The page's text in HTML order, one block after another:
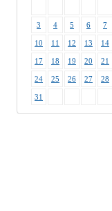
3 4 5 6 7
10 11 12 13 14
17 18 19 20 21
24 25 26 27 28
31